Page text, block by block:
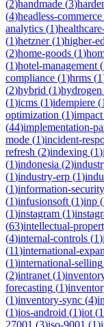
(2)handmade (3)
(4)headless-commerce
analytics (1)
(1)hetzner(1)higher-ed
(2)home-goods (1)
(1)hotel-management (
compliance (1)hrms (1
(2)hybrid (1)hydrogen
(1)icms (1)idempiere (1
optimization (1)impact
(44)implementation-
mode (1)incident-
refresh (2)indexing (1)
(1)indonesia (2)
(1)industry-erp (1)
(1)information-security
(1)infusionsoft (1)inp (
(1)instagram (1)
(63)intellectual-
(4)internal-controls (1)
(11)international-
(1)international-selling
(2)intranet (1)
forecasting (1)
(1)inventory-sync (4)
(1)ios-android (1)iot (
27001 (3)iso-9001 (1)